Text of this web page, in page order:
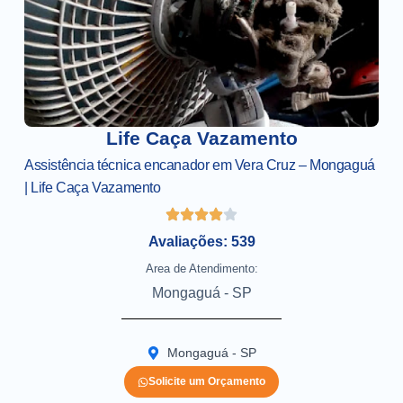
Life Caça Vazamento
Assistência técnica encanador em Vera Cruz – Mongaguá
| Life Caça Vazamento
Avaliações: 539
Area de Atendimento:
Mongaguá - SP
Mongaguá - SP
Solicite um Orçamento